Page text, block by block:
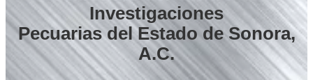
Investigaciones
Pecuarias del Estado de Sonora,
A.C.